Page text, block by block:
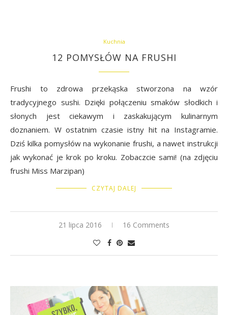
Kuchnia
12 POMYSŁÓW NA FRUSHI
Frushi to zdrowa przekąska stworzona na wzór
tradycyjnego sushi. Dzięki połączeniu smaków słodkich i
słonych jest ciekawym i zaskakującym kulinarnym
doznaniem. W ostatnim czasie istny hit na Instagramie.
Dziś kilka pomysłów na wykonanie frushi, a nawet instrukcji
jak wykonać je krok po kroku. Zobaczcie sami! (na zdjęciu
frushi Miss Marzipan)
CZYTAJ DALEJ
21 lipca 2016 16 Comments